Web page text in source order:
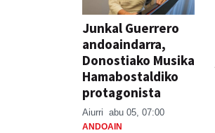
Junkal Guerrero
andoaindarra,
Donostiako Musika
Hamabostaldiko
protagonista
Aiurri abu 05, 07:00
ANDOAIN